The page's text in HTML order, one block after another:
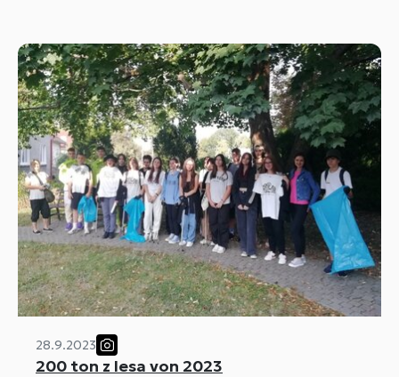
tokov. Do projektu sme sa zapojili aj tento
školský rok.
28.9.2023
200 ton z lesa von 2023